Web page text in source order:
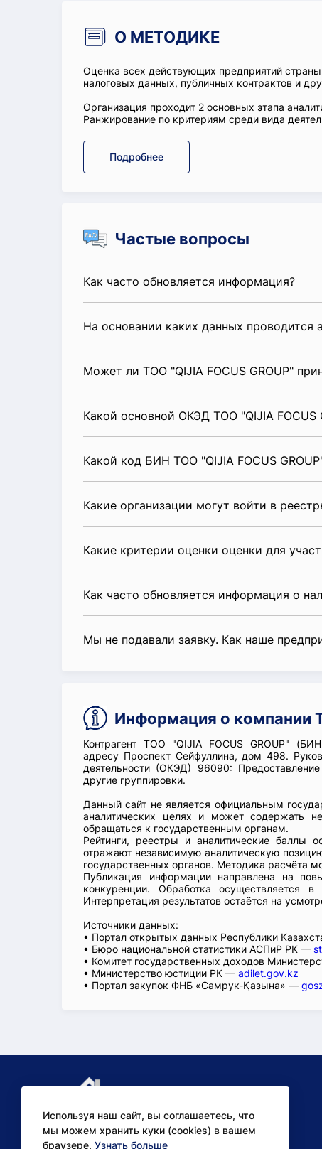
О МЕТОДИКЕ
Оценка всех действующих предприятий
налоговых данных, публичных контрактов и
Организация проходит 2 основных этапа
Ранжирование по критериям среди вида
Подробнее
Частые вопросы
Как часто обновляется информация?
На основании каких данных проводится
Может ли ТОО "QIJIA FOCUS GROUP"
Какой основной ОКЭД ТОО "QIJIA FOCUS
Какой код БИН ТОО "QIJIA FOCUS
Какие организации могут войти в
Какие критерии оценки оценки для
Как часто обновляется информация о
Мы не подавали заявку. Как наше
Информация о компании
Контрагент ТОО "QIJIA FOCUS GROUP"
адресу Проспект Сейфуллина, дом 498.
деятельности (ОКЭД) 96090:
другие группировки.
Данный сайт не является официальным
аналитических целях и может содержать
обращаться к государственным органам.
Рейтинги, реестры и аналитические баллы
отражают независимую аналитическую
государственных органов. Методика расчёта
Публикация информации направлена на
конкуренции. Обработка осуществляется
Интерпретация результатов остаётся на
Источники данных:
• Портал открытых данных Республики
• Бюро национальной статистики АСПиР РК —
• Комитет государственных доходов
• Министерство юстиции РК — adilet.gov.kz
• Портал закупок ФНБ «Самрук-Қазына» —
Используя наш сайт, вы соглашаетесь, что
мы можем хранить куки (cookies) в вашем
браузере. Узнать больше